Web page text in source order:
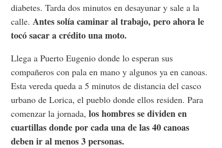
diabetes. Tarda dos minutos en desayunar y sale a la
calle. Antes solía caminar al trabajo, pero ahora le
tocó sacar a crédito una moto.
Llega a Puerto Eugenio donde lo esperan sus
compañeros con pala en mano y algunos ya en canoas.
Esta vereda queda a 5 minutos de distancia del casco
urbano de Lorica, el pueblo donde ellos residen. Para
comenzar la jornada,los hombres se dividen en
cuartillas donde por cada una de las 40 canoas
deben ir al menos 3 personas.